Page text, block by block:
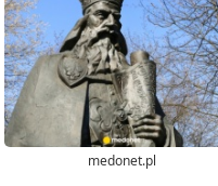
medonet.pl